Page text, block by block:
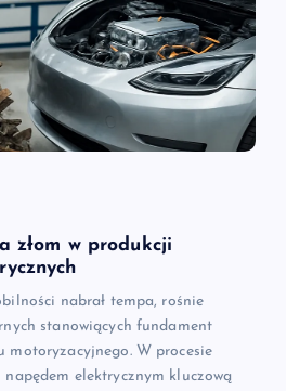
złom w produkcji
nabrał tempa, rośnie
stanowiących fundament
motoryzacyjnego. W procesie
elektrycznym kluczową